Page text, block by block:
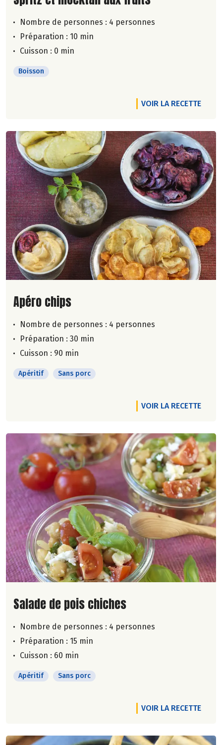
Nombre de personnes : 4 personnes
Préparation : 10 min
Cuisson : 0 min
Boisson
VOIR LA RECETTE
Lire la suite de la recette
Apéro chips
Nombre de personnes : 4 personnes
Préparation : 30 min
Cuisson : 90 min
Apéritif Sans porc
VOIR LA RECETTE
Lire la suite de la recette
Salade de pois chiches
Nombre de personnes : 4 personnes
Préparation : 15 min
Cuisson : 60 min
Apéritif Sans porc
VOIR LA RECETTE